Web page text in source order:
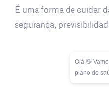
É uma forma de cuidar
segurança,
Olá 👋
plano de